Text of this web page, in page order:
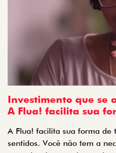
Investimento que se
A Flua! facilita sua
A Flua! facilita sua forma de
sentidos. Você não tem a